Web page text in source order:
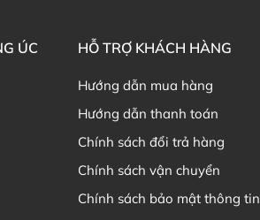
ÚC HỖ TRỢ KHÁCH HÀNG
Hướng dẫn mua hàng
Hướng dẫn thanh toán
Chính sách đổi trả hàng
Chính sách vận chuyển
Chính sách bảo mật thông tin